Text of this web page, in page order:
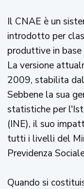
Il CNAE è un
introdotto per
produttive in
La versione
2009, stabilita
Sebbene la sua
statistiche per
(INE), il suo
tutti i livelli del
Previdenza
Quando si